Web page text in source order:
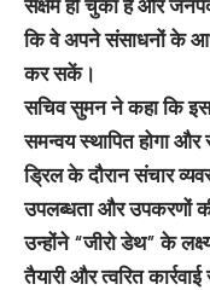
कि वे अपने संसाधनों के
कर सकें।
सचिव सुमन ने कहा कि इस
समन्वय स्थापित होगा और
ड्रिल के दौरान संचार
उपलब्धता और उपकरणों की
उन्होंने “जीरो डेथ” के
तैयारी और त्वरित